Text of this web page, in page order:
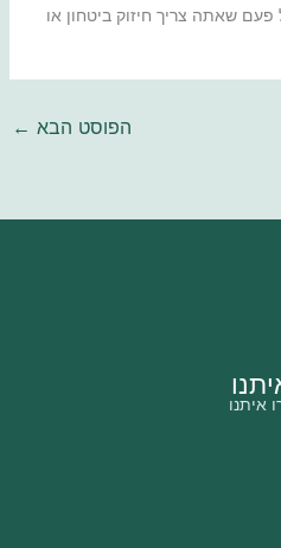
שאתה צריך חיזוק ביטחון או
הפוסט הבא ←
איתנו